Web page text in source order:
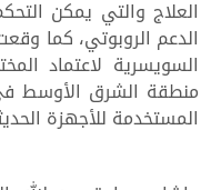
العلاج والتي يمكن
الدعم الروبوتي، كما
السويسرية لاعتماد
منطقة الشرق الأوسط
المستخدمة للأجهزة